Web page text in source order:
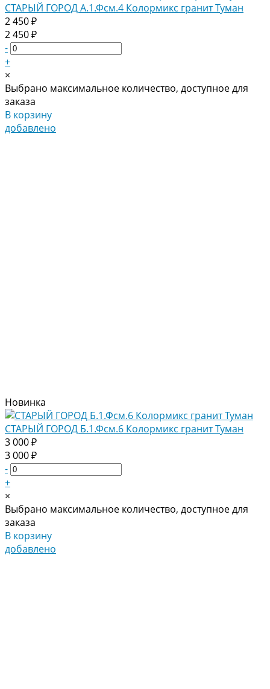
СТАРЫЙ ГОРОД А.1.Фсм.4 Колормикс гранит Туман
2 450 ₽
2 450 ₽
-
+
×
Выбрано максимальное количество, доступное для
заказа
В корзину
добавлено
Новинка
СТАРЫЙ ГОРОД Б.1.Фсм.6 Колормикс гранит Туман
3 000 ₽
3 000 ₽
-
+
×
Выбрано максимальное количество, доступное для
заказа
В корзину
добавлено